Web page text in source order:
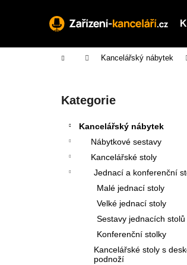
Domů Kancelářský nábytek
Přeskočit
kategorie
Kategorie
Kancelářský nábytek
Nábytkové sestavy
Kancelářské stoly
Jednací a konferenční
Malé jednací stoly
Velké jednací stoly
Sestavy jednacích stolů
Konferenční stolky
Kancelářské stoly s
podnoží
Zpět
do
Zpět
do